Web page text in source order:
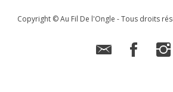
Copyright © Au Fil De l'Ongle - Tous droits